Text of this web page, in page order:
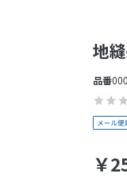
地
￥
品番